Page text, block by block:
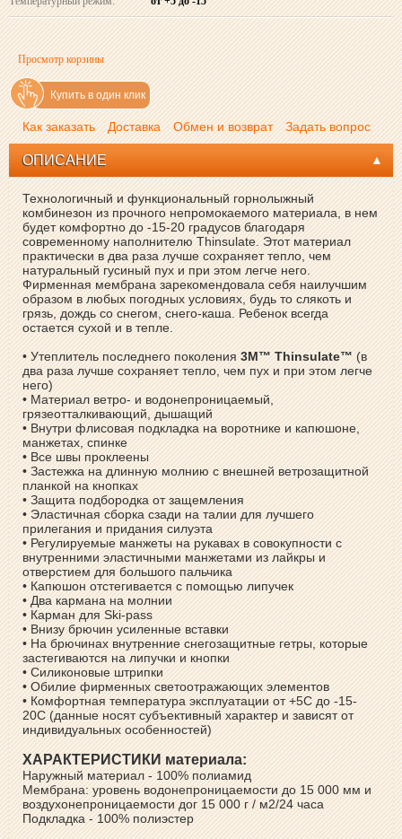
Просмотр корзины
Купить в один клик
Как заказать Доставка Обмен и возврат Задать вопрос
ОПИСАНИЕ
Технологичный и функциональный горнолыжный
комбинезон из прочного непромокаемого материала, в нем
будет комфортно до -15-20 градусов благодаря
современному наполнителю Thinsulate. Этот материал
практически в два раза лучше сохраняет тепло, чем
натуральный гусиный пух и при этом легче него.
Фирменная мембрана зарекомендовала себя наилучшим
образом в любых погодных условиях, будь то слякоть и
грязь, дождь со снегом, снего-каша. Ребенок всегда
остается сухой и в тепле.
• Утеплитель последнего поколения3M™ Thinsulate™(в
два раза лучше сохраняет тепло, чем пух и при этом легче
него)
• Материал ветро- и водонепроницаемый,
грязеотталкивающий, дышащий
• Внутри флисовая подкладка на воротнике и капюшоне,
манжетах, спинке
• Все швы проклеены
• Застежка на длинную молнию с внешней ветрозащитной
планкой на кнопках
• Защита подбородка от защемления
• Эластичная сборка сзади на талии для лучшего
прилегания и придания силуэта
• Регулируемые манжеты на рукавах в совокупности с
внутренними эластичными манжетами из лайкры и
отверстием для большого пальчика
• Капюшон отстегивается с помощью липучек
• Два кармана на молнии
• Карман для Ski-pass
• Внизу брючин усиленные вставки
• На брючинах внутренние снегозащитные гетры, которые
застегиваются на липучки и кнопки
• Силиконовые штрипки
• Обилие фирменных светоотражающих элементов
• Комфортная температура эксплуатации от +5С до -15-
20С (данные носят субъективный характер и зависят от
индивидуальных особенностей)
ХАРАКТЕРИСТИКИ материала:
Наружный материал - 100% полиамид
Мембрана: уровень водонепроницаемости до 15 000 мм и
воздухонепроницаемости дог 15 000 г / м2/24 часа
Подкладка - 100% полиэстер